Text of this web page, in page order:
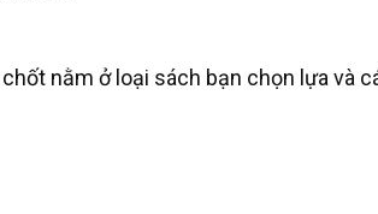
nằm ở loại sách bạn chọn lựa và